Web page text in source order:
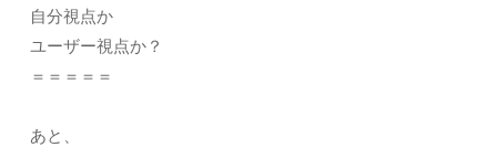
自分視点か
ユーザー視点か？
＝＝＝＝＝
あと、